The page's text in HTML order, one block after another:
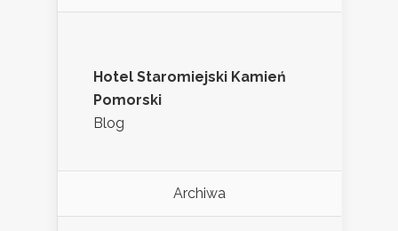
Hotel Staromiejski Kamień
Pomorski
Blog
Archiwa